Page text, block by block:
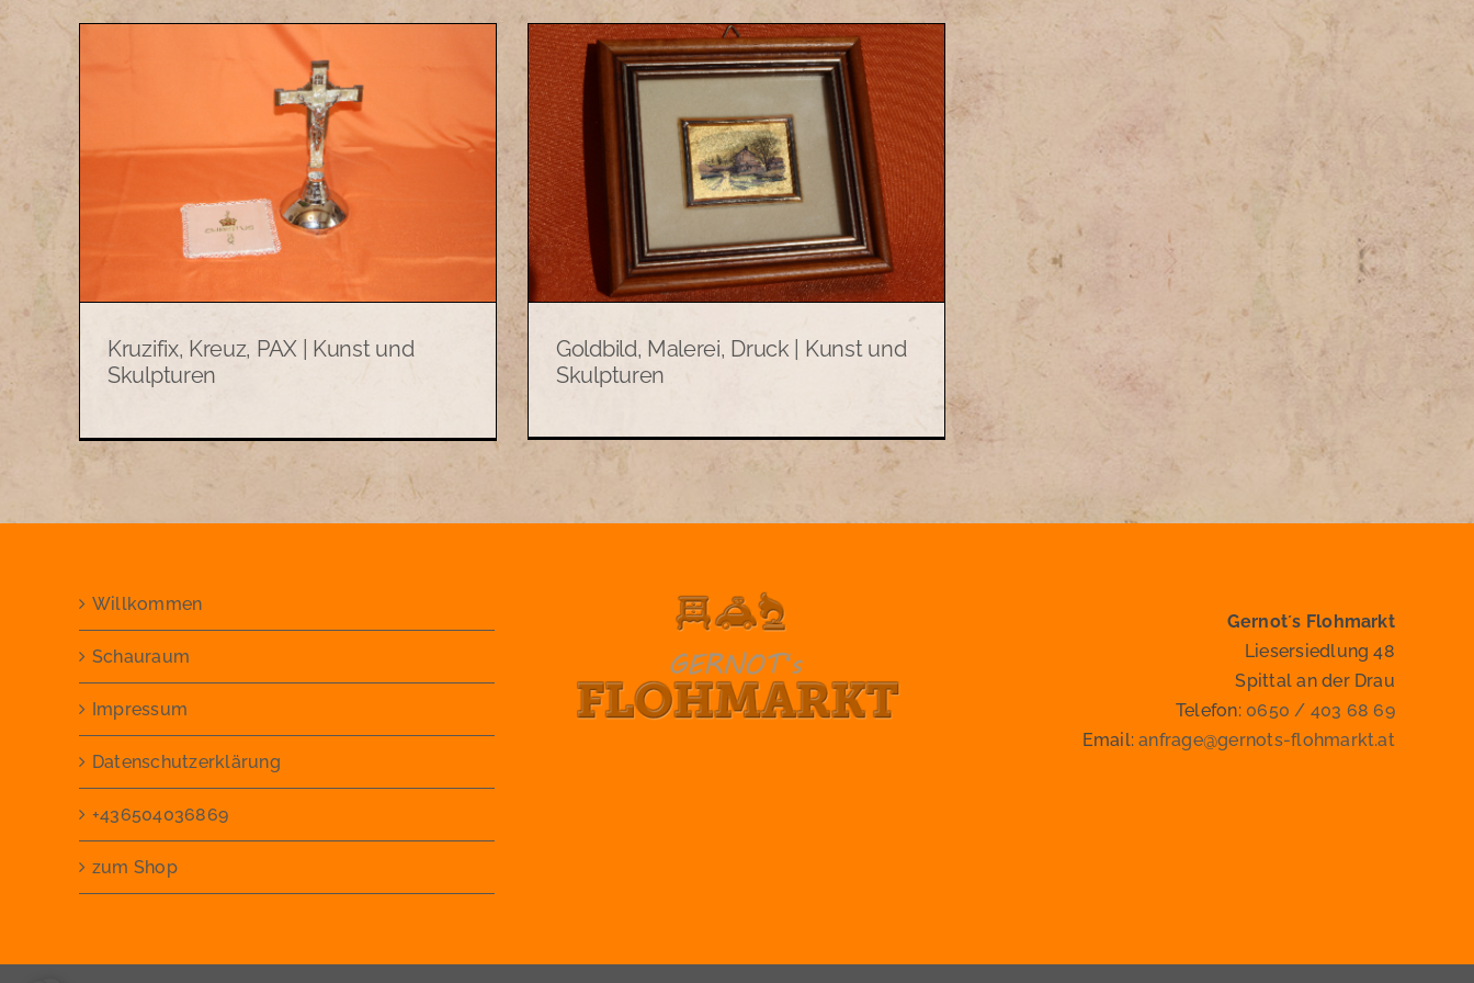
Kruzifix, Kreuz, PAX | Kunst und
Skulpturen
Goldbild, Malerei, Druck |
Kunst und Skulpturen
Kunst und Skulpturen
Goldbild, Malerei, Druck | Kunst und
Skulpturen
Willkommen
Schauraum
Impressum
Datenschutzerklärung
+436504036869
zum Shop
Gernot´s Flohmarkt
Liesersiedlung 48
Spittal an der Drau
Telefon: 0650 / 403 68 69
Email:anfrage@gernots-flohmarkt.at